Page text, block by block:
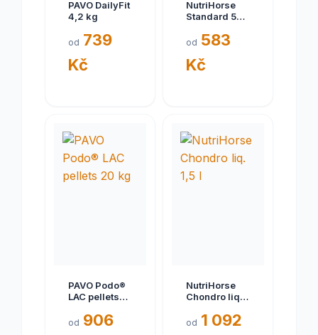
PAVO DailyFit
4,2 kg
od 739
Kč
NutriHorse
Standard 5
od 583
Kč
PAVO Podo®
LAC pellets
od 906
NutriHorse
Chondro liq.
od 1 092